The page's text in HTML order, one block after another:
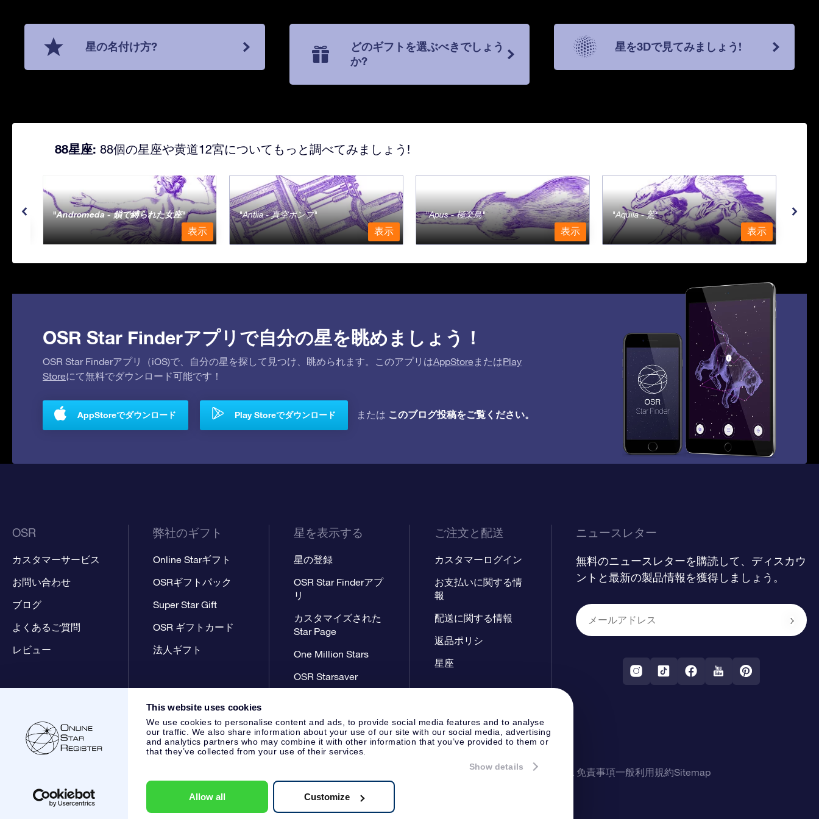
This website uses cookies
We use cookies to personalise content and ads, to provide social media features and to analyse
our traffic. We also share information about your use of our site with our social media, advertising
and analytics partners who may combine it with other information that you’ve provided to them or
that they’ve collected from your use of their services.
Show details
Allow all Customize
星の名付け方?
どのギフトを選ぶべきでしょう
か?
星を3Dで見てみましょう!
88星座: 88個の星座や黄道12宮についてもっと調べてみましょう!
Andromeda - 鎖で縛られた女座
表示
Antlia - 真空ポンプ
表示
Apus - 極楽鳥
表示
Aquila - 鷲
表示
OSR Star Finderアプリで自分の星を眺めましょう！
OSR Star Finderアプリ（iOS)で、自分の星を探して見つけ、眺められます。このアプリはAppStore またはPlay
Storeにて無料でダウンロード可能です！
AppStoreでダウンロード Play Storeでダウンロード または このブログ投稿をご覧ください。
OSR
カスタマーサービス
お問い合わせ
ブログ
よくあるご質問
レビュー
弊社のギフト
Online Starギフト
OSRギフトパック
Super Star Gift
OSR ギフトカード
法人ギフト
星を表示する
星の登録
OSR Star Finderアプ
リ
カスタマイズされた
Star Page
One Million Stars
OSR Starsaver
ご注文と配送
カスタマーログイン
お支払いに関する情
報
配送に関する情報
返品ポリシ
星座
ニュースレター
無料のニュースレターを購読して、ディスカウ
ントと最新の製品情報を獲得しましょう。
カスタマーサービス:
KVK: 60333553, VAT: NL 8538.62.722B01
プライバシーポリシー & 免責事項一般利用規約Sitemap